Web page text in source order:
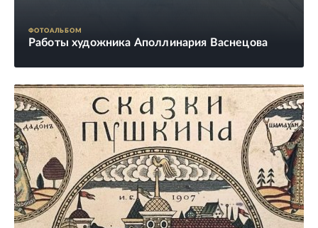
ФОТОАЛЬБОМ
Работы художника Аполлинария Васнецова